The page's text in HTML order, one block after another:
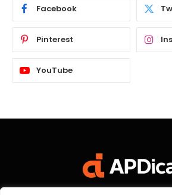
Facebook
Pinterest
YouTube